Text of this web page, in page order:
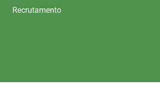
Recrutamento